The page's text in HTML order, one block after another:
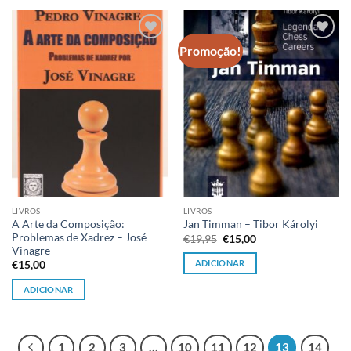
Adicionar
à lista de
desejos
LIVROS
A Arte da Composição:
Problemas de Xadrez – José
Vinagre
€15,00
ADICIONAR
Promoção!
Adicionar
à lista de
desejos
LIVROS
Jan Timman – Tibor Károlyi
€19,95 O
preço
original
era:
€15,00O
ADICIONAR
1 2 3 … 10 11 12 13 14